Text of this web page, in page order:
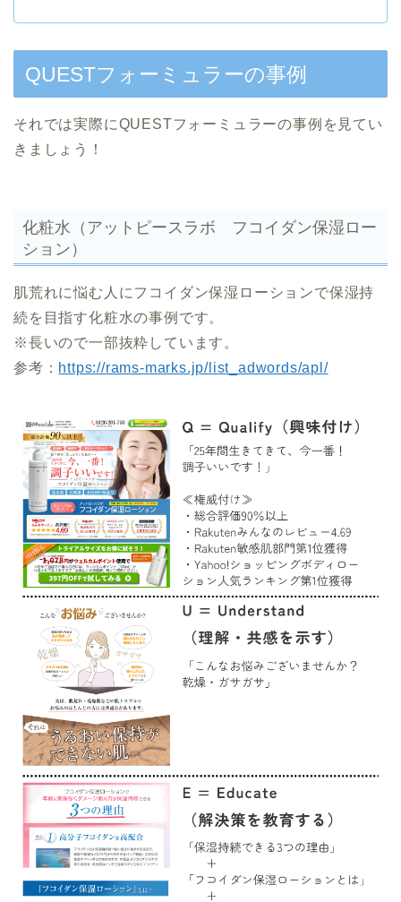
QUESTフォーミュラーの事例
それでは実際にQUESTフォーミュラーの事例を見てい
きましょう！
化粧水（アットピースラボ フコイダン保湿ロー
ション）
肌荒れに悩む人にフコイダン保湿ローションで保湿持
続を目指す化粧水の事例です。
※長いので一部抜粋しています。
参考： https://rams-marks.jp/list_adwords/apl/